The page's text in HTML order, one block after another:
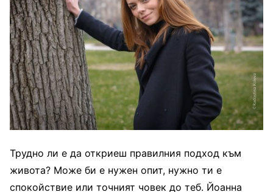
Трудно ли е да откриеш правилния подход към
живота? Може би е нужен опит, нужно ти е
спокойствие или точният човек до теб. Йоанна